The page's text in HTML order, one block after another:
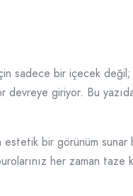
sadece bir içecek değil;
devreye giriyor. Bu
bir görünüm sunar
her zaman taze